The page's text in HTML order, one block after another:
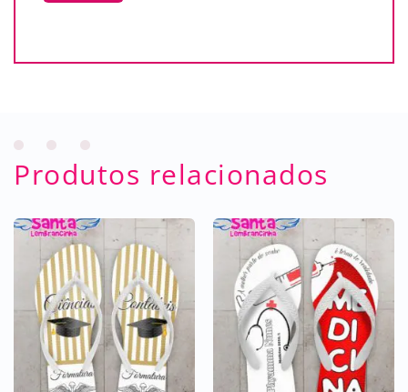
Produtos relacionados